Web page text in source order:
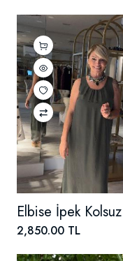
2,850.00 TL